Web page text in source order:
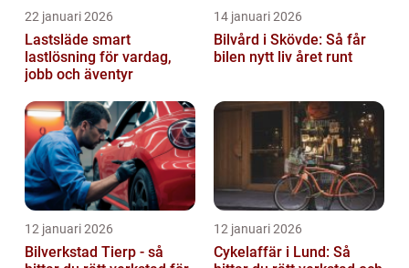
22 januari 2026
Lastsläde smart
lastlösning för vardag,
jobb och äventyr
14 januari 2026
Bilvård i Skövde: Så får
bilen nytt liv året runt
12 januari 2026
Bilverkstad Tierp - så
12 januari 2026
Cykelaffär i Lund: Så